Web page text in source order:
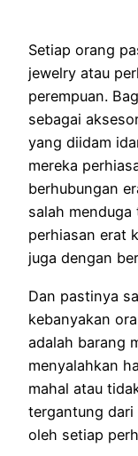
Setiap orang
jewelry atau
perempuan.
sebagai
yang diidam
mereka
berhubungan
salah
perhiasan erat
juga dengan
Dan pastinya
kebanyakan
adalah barang
menyalahkan
mahal atau
tergantung dari
oleh setiap